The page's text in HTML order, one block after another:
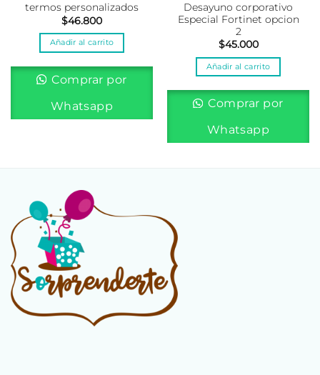
termos personalizados
$46.800
Añadir al carrito
Comprar por
Whatsapp
Desayuno corporativo
Especial Fortinet opcion
2
$45.000
Añadir al carrito
Comprar por
Whatsapp